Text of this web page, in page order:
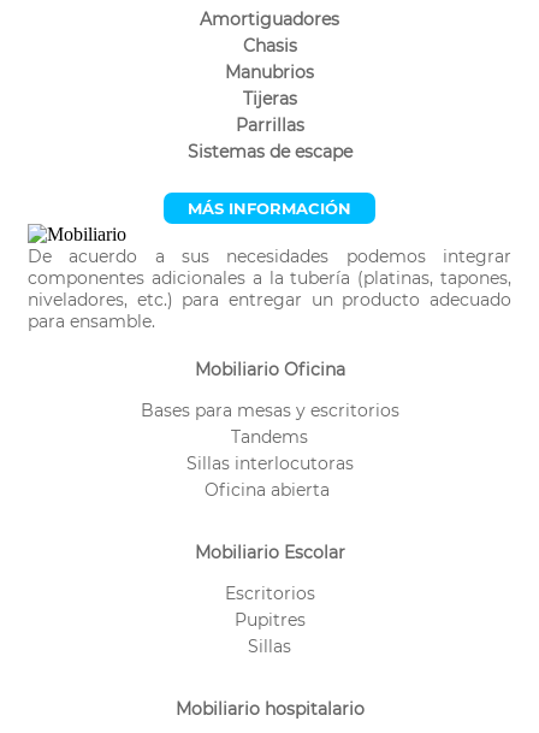
Amortiguadores
Chasis
Manubrios
Tijeras
Parrillas
Sistemas de escape
MÁS INFORMACIÓN
De acuerdo a sus necesidades podemos integrar
componentes adicionales a la tubería (platinas, tapones,
niveladores, etc.) para entregar un producto adecuado
para ensamble.
Mobiliario Oficina
Bases para mesas y escritorios
Tandems
Sillas interlocutoras
Oficina abierta
Mobiliario Escolar
Escritorios
Pupitres
Sillas
Mobiliario hospitalario